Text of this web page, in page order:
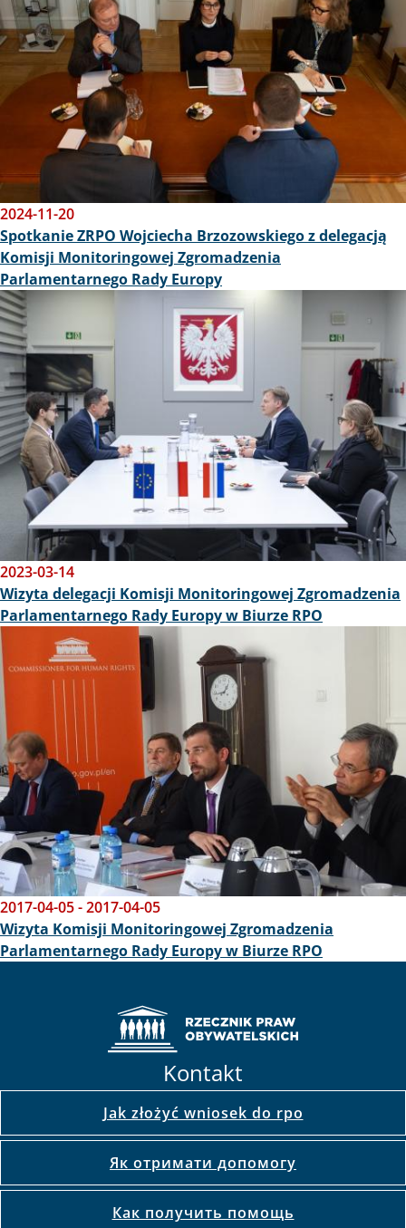
2024-11-20
Spotkanie ZRPO Wojciecha Brzozowskiego z delegacją
Komisji Monitoringowej Zgromadzenia
Parlamentarnego Rady Europy
Obraz
2023-03-14
Wizyta delegacji Komisji Monitoringowej Zgromadzenia
Parlamentarnego Rady Europy w Biurze RPO
Obraz
2017-04-05-2017-04-05
Wizyta Komisji Monitoringowej Zgromadzenia
Parlamentarnego Rady Europy w Biurze RPO
Kontakt
Jak złożyć wniosek do rpo
Як отримати допомогу
Как получить помощь